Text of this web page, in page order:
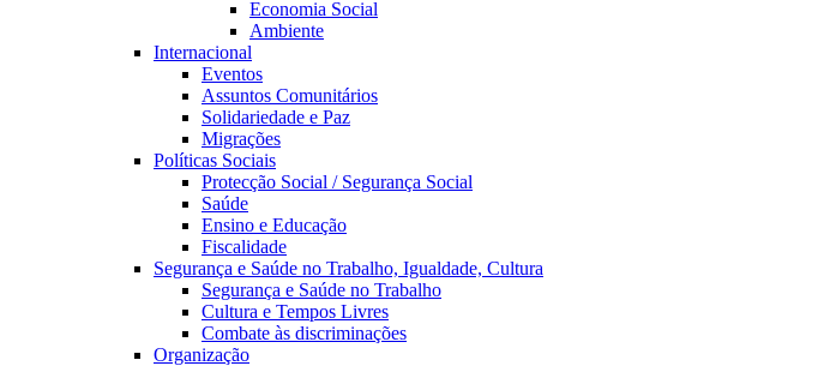
Economia Social
Ambiente
Internacional
Eventos
Assuntos Comunitários
Solidariedade e Paz
Migrações
Políticas Sociais
Protecção Social / Segurança Social
Saúde
Ensino e Educação
Fiscalidade
Segurança e Saúde no Trabalho, Igualdade, Cultura
Segurança e Saúde no Trabalho
Cultura e Tempos Livres
Combate às discriminações
Organização